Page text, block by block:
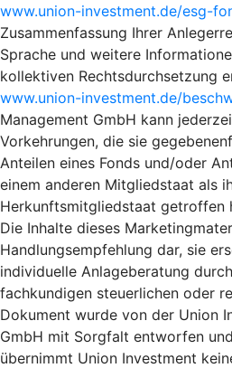
www.union-investment.de/esg-
Zusammenfassung Ihrer
Sprache und weitere
kollektiven Rechtsdurchsetzung
www.union-investment.de/
Management GmbH kann
Vorkehrungen, die sie
Anteilen eines Fonds und/oder
einem anderen Mitgliedstaat als
Herkunftsmitgliedstaat getroffen
Die Inhalte dieses
Handlungsempfehlung dar, sie
individuelle Anlageberatung
fachkundigen steuerlichen oder
Dokument wurde von der Union
GmbH mit Sorgfalt entworfen
übernimmt Union Investment